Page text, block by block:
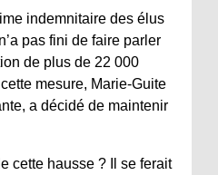
indemnitaire des élus
pas fini de faire parler
de plus de 22 000
mesure, Marie-Guite
a décidé de maintenir
cette hausse ? Il se ferait